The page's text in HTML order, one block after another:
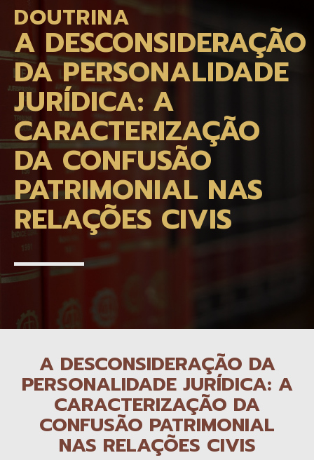
DOUTRINA
A DESCONSIDERAÇÃO
DA PERSONALIDADE
JURÍDICA: A
CARACTERIZAÇÃO
DA CONFUSÃO
PATRIMONIAL NAS
RELAÇÕES CIVIS
A DESCONSIDERAÇÃO DA
PERSONALIDADE JURÍDICA: A
CARACTERIZAÇÃO DA
CONFUSÃO PATRIMONIAL
NAS RELAÇÕES CIVIS